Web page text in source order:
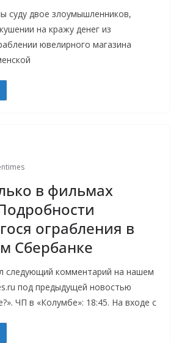
суду двое злоумышленников,
на кражу денег из
ювелирного магазина
в фильмах
ограбления в
Сбербанке
следующий комментарий на нашем
под предыдущей новостью
ЧП в «Колумбе»: 18:45. На входе с